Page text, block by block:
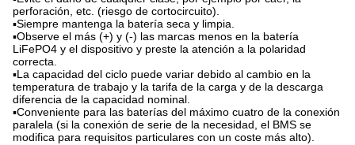
perforación, etc. (riesgo de cortocircuito).
▪Siempre mantenga la batería seca y limpia.
▪Observe el más (+) y (-) las marcas menos en la batería
LiFePO4 y el dispositivo y preste la atención a la polaridad
correcta.
▪La capacidad del ciclo puede variar debido al cambio en la
temperatura de trabajo y la tarifa de la carga y de la descarga
diferencia de la capacidad nominal.
▪Conveniente para las baterías del máximo cuatro de la conexión
paralela (si la conexión de serie de la necesidad, el BMS se
modifica para requisitos particulares con un coste más alto).